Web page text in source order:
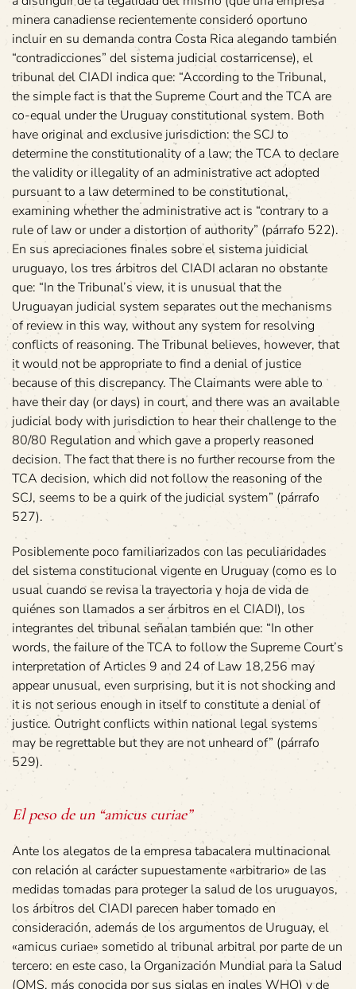
minera canadiense recientemente consideró oportuno
incluir en su demanda contra Costa Rica alegando también
“contradicciones” del sistema judicial costarricense), el
tribunal del CIADI indica que: “According to the Tribunal,
the simple fact is that the Supreme Court and the TCA are
co-equal under the Uruguay constitutional system. Both
have original and exclusive jurisdiction: the SCJ to
determine the constitutionality of a law; the TCA to declare
the validity or illegality of an administrative act adopted
pursuant to a law determined to be constitutional,
examining whether the administrative act is “contrary to a
rule of law or under a distortion of authority” (párrafo 522).
En sus apreciaciones finales sobre el sistema juidicial
uruguayo, los tres árbitros del CIADI aclaran no obstante
que: “In the Tribunal’s view, it is unusual that the
Uruguayan judicial system separates out the mechanisms
of review in this way, without any system for resolving
conflicts of reasoning. The Tribunal believes, however, that
it would not be appropriate to find a denial of justice
because of this discrepancy. The Claimants were able to
have their day (or days) in court, and there was an available
judicial body with jurisdiction to hear their challenge to the
80/80 Regulation and which gave a properly reasoned
decision. The fact that there is no further recourse from the
TCA decision, which did not follow the reasoning of the
SCJ, seems to be a quirk of the judicial system” (párrafo
527).
Posiblemente poco familiarizados con las peculiaridades
del sistema constitucional vigente en Uruguay (como es lo
usual cuando se revisa la trayectoria y hoja de vida de
quiénes son llamados a ser árbitros en el CIADI), los
integrantes del tribunal señalan también que: “In other
words, the failure of the TCA to follow the Supreme Court’s
interpretation of Articles 9 and 24 of Law 18,256 may
appear unusual, even surprising, but it is not shocking and
it is not serious enough in itself to constitute a denial of
justice. Outright conflicts within national legal systems
may be regrettable but they are not unheard of” (párrafo
529).
El peso de un “amicus curiae”
Ante los alegatos de la empresa tabacalera multinacional
con relación al carácter supuestamente «arbitrario» de las
medidas tomadas para proteger la salud de los uruguayos,
los árbitros del CIADI parecen haber tomado en
consideración, además de los argumentos de Uruguay, el
«amicus curiae» sometido al tribunal arbitral por parte de un
tercero: en este caso, la Organización Mundial para la Salud
(OMS, más conocida por sus siglas en ingles WHO) y de